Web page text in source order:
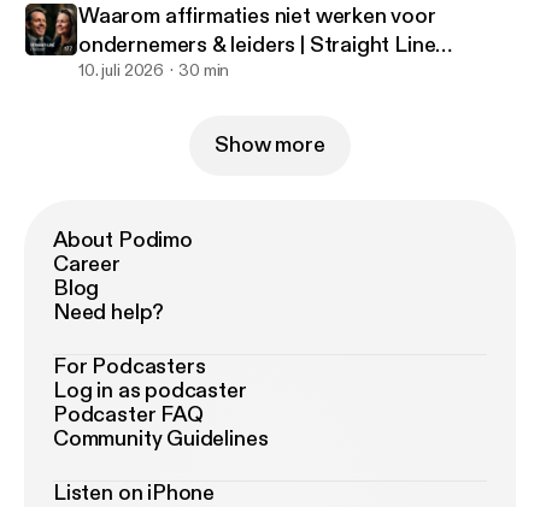
Waarom affirmaties niet werken voor
ondernemers & leiders | Straight Line
Podcast #177
10. juli 2026 30 min
Show more
About Podimo
Career
Blog
Need help?
For Podcasters
Log in as podcaster
Podcaster FAQ
Community Guidelines
Listen on iPhone